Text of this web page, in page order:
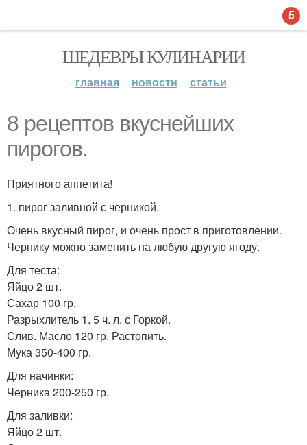
ШЕДЕВРЫ КУЛИНАРИИ
главная новости статьи
8 рецептов вкуснейших
пирогов.
Приятного аппетита!
1. пирог заливной с черникой.
Очень вкусный пирог, и очень прост в приготовлении.
Чернику можно заменить на любую другую ягоду.
Для теста:
Яйцо 2 шт.
Сахар 100 гр.
Разрыхлитель 1. 5 ч. л. с Горкой.
Слив. Масло 120 гр. Растопить.
Мука 350-400 гр.
Для начинки:
Черника 200-250 гр.
Для заливки:
Яйцо 2 шт.
5